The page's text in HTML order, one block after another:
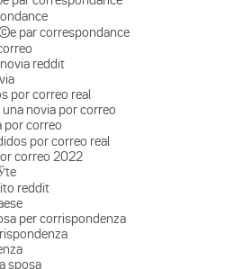
par correspondance
reddit
por correo real
novia por correo
por correo
por correo real
correo 2022
reddit
per corrispondenza
sposa